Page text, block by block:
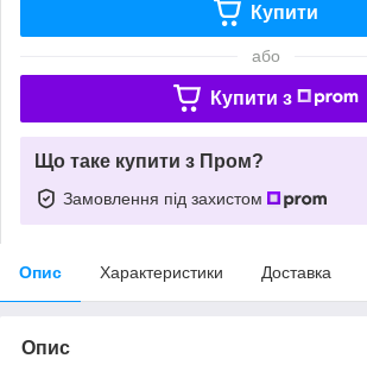
Купити
або
Купити з
Що таке купити з Пром?
Замовлення під захистом
Опис Характеристики Доставка
Опис